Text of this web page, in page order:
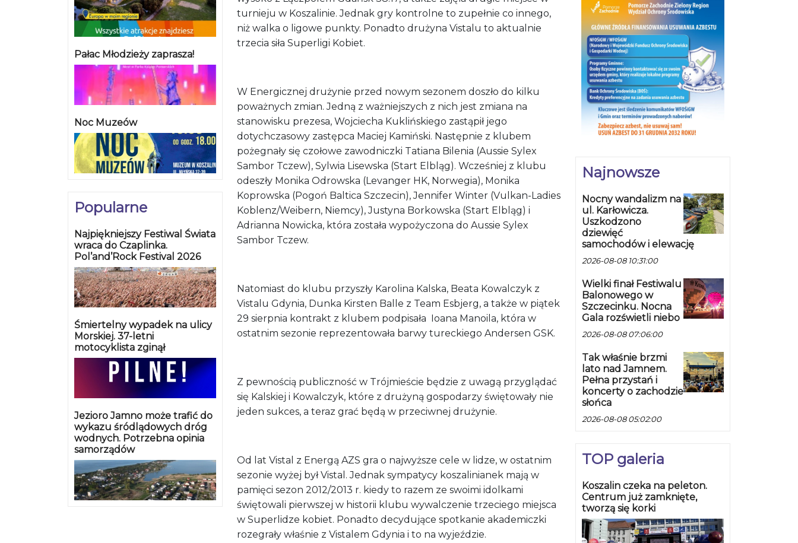
Pałac Młodzieży zaprasza!
Noc Muzeów
Popularne
Najpiękniejszy Festiwal Świata
wraca do Czaplinka.
Pol’and’Rock Festival 2026
Śmiertelny wypadek na ulicy
Morskiej. 37-letni
motocyklista zginął
Jezioro Jamno może trafić do
wykazu śródlądowych dróg
wodnych. Potrzebna opinia
samorządów
turnieju w Koszalinie. Jednak gry kontrolne to zupełnie co innego,
niż walka o ligowe punkty. Ponadto drużyna Vistalu to aktualnie
trzecia siła Superligi Kobiet.
W Energicznej drużynie przed nowym sezonem doszło do kilku
poważnych zmian. Jedną z ważniejszych z nich jest zmiana na
stanowisku prezesa, Wojciecha Kuklińskiego zastąpił jego
dotychczasowy zastępca Maciej Kamiński. Następnie z klubem
pożegnały się czołowe zawodniczki Tatiana Bilenia (Aussie Sylex
Sambor Tczew), Sylwia Lisewska (Start Elbląg). Wcześniej z klubu
odeszły Monika Odrowska (Levanger HK, Norwegia), Monika
Koprowska (Pogoń Baltica Szczecin), Jennifer Winter (Vulkan-Ladies
Koblenz/Weibern, Niemcy), Justyna Borkowska (Start Elbląg) i
Adrianna Nowicka, która została wypożyczona do Aussie Sylex
Sambor Tczew.
Natomiast do klubu przyszły Karolina Kalska, Beata Kowalczyk z
Vistalu Gdynia, Dunka Kirsten Balle z Team Esbjerg, a także w piątek
29 sierpnia kontrakt z klubem podpisała Ioana Manoila, która w
ostatnim sezonie reprezentowała barwy tureckiego Andersen GSK.
Z pewnością publiczność w Trójmieście będzie z uwagą przyglądać
się Kalskiej i Kowalczyk, które z drużyną gospodarzy świętowały nie
jeden sukces, a teraz grać będą w przeciwnej drużynie.
Od lat Vistal z Energą AZS gra o najwyższe cele w lidze, w ostatnim
sezonie wyżej był Vistal. Jednak sympatycy koszalinianek mają w
pamięci sezon 2012/2013 r. kiedy to razem ze swoimi idolkami
świętowali pierwszej w historii klubu wywalczenie trzeciego miejsca
w Superlidze kobiet. Ponadto decydujące spotkanie akademiczki
rozegrały właśnie z Vistalem Gdynia i to na wyjeździe.
Najnowsze
Nocny wandalizm na
ul. Karłowicza.
Uszkodzono
dziewięć
samochodów i elewację
2026-08-08 10:31:00
Wielki finał Festiwalu
Balonowego w
Szczecinku. Nocna
Gala rozświetli niebo
2026-08-08 07:06:00
Tak właśnie brzmi
lato nad Jamnem.
Pełna przystań i
koncerty o zachodzie
słońca
2026-08-08 05:02:00
TOP galeria
Koszalin czeka na peleton.
Centrum już zamknięte,
tworzą się korki